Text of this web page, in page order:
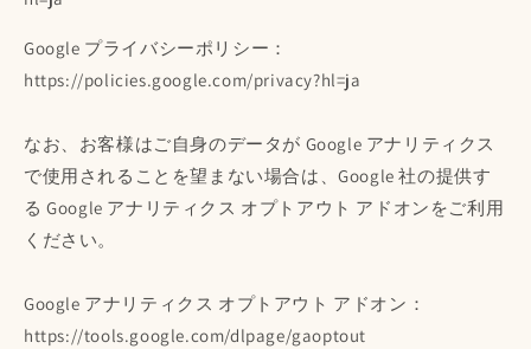
Google プライバシーポリシー：
https://policies.google.com/privacy?hl=ja
なお、お客様はご自身のデータが Google アナリティクス
で使用されることを望まない場合は、Google 社の提供す
る Google アナリティクス オプトアウト アドオンをご利用
ください。
Google アナリティクス オプトアウト アドオン：
https://tools.google.com/dlpage/gaoptout